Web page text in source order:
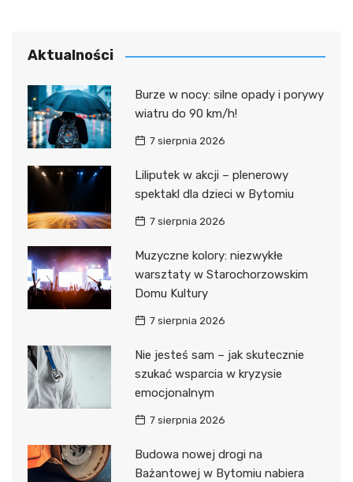
Aktualności
Burze w nocy: silne opady i porywy
wiatru do 90 km/h!
7 sierpnia 2026
Liliputek w akcji – plenerowy
spektakl dla dzieci w Bytomiu
7 sierpnia 2026
Muzyczne kolory: niezwykłe
warsztaty w Starochorzowskim
Domu Kultury
7 sierpnia 2026
Nie jesteś sam – jak skutecznie
szukać wsparcia w kryzysie
emocjonalnym
7 sierpnia 2026
Budowa nowej drogi na
Bażantowej w Bytomiu nabiera